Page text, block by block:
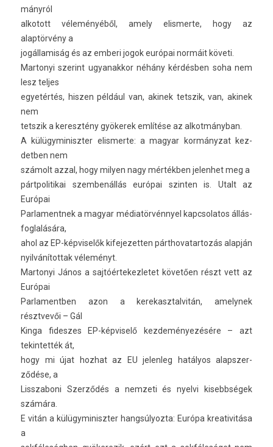
mányról
al­kotott véleményéből, amely elis­merte, hogy az
alaptörvény a
jogál­lamiság és az em­beri jogok európai normáit követi.
Mar­tonyi szerint ugyanak­kor néhány kérdésben soha nem
lesz tel­jes
egyetértés, hisz­en például van, akinek tetszik, van, akinek
nem
tetszik a keresztény gyökerek említése az al­kot­mányban.
A külügyminiszt­er elis­merte: a magyar kormányzat kez­
detb­en nem
számolt azzal, hogy mily­en nagy mértékben jelen­het meg a
pártpolitikai szem­benál­lás európai szint­en is. Utalt az
Európai
Par­lamentnek a magyar médiatörvénnyel kapcsolatos állás­
foglalására,
ahol az EP-képviselők kifejezett­en párthovatar­tozás alapján
nyil­vánítot­tak véleményt.
Mar­tonyi János a saj­tóér­tekez­letet követően részt vett az
Európai
Par­lamentb­en azon a kerekasztal­vitán, amelynek
résztvevői – Gál
Kinga fides­zes EP-képviselő kez­deményezésére – azt
tekin­tették át,
hogy mi újat hoz­hat az EU jelen­leg hatályos al­apszer­
ződése, a
Li­sszaboni Szerződés a nem­zeti és nyel­vi kisebbségek
számára.
E vitán a külügyminiszt­er han­gsúlyoz­ta: Európa kreativitása
a